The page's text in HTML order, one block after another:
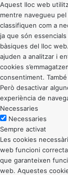
Aquest lloc web
mentre navegueu
classifiquen com a
ja que són
bàsiques del lloc
ajuden a analitzar i
cookies
consentiment.
Però desactivar
experiència de
Necessaries
Necessaries
Sempre activat
Les cookies
web funcioni
que garanteixen
web. Aquestes